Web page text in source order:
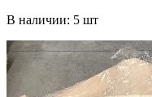
В наличии: 5 шт